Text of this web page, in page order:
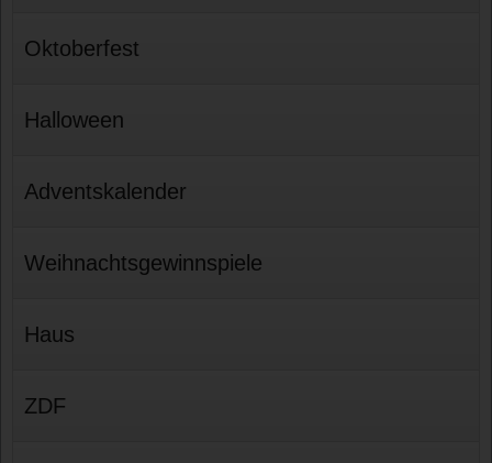
Oktoberfest
Halloween
Adventskalender
Weihnachtsgewinnspiele
Haus
ZDF